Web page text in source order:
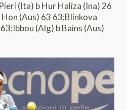
(Ita) b Hur Haliza (Ina) 26
(Aus) 63 63;Blinkova
(Alg) b Bains (Aus)